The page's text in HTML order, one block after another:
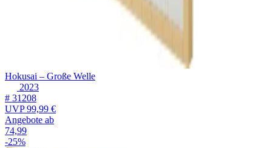
Hokusai – Große Welle
2023
# 31208
UVP99,99 €
Angebote ab
74,99
-25%